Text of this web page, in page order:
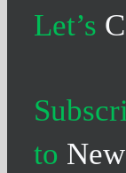
Let’s
to